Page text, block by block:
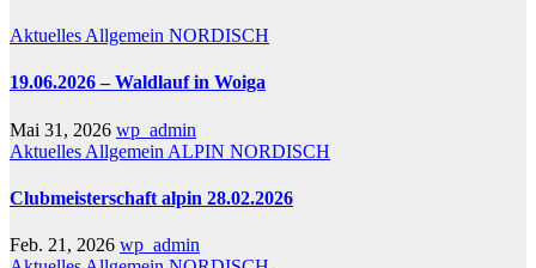
Aktuelles Allgemein NORDISCH
19.06.2026 – Waldlauf in Woiga
Mai 31, 2026 wp_admin
Aktuelles Allgemein ALPIN NORDISCH
Clubmeisterschaft alpin 28.02.2026
Feb. 21, 2026 wp_admin